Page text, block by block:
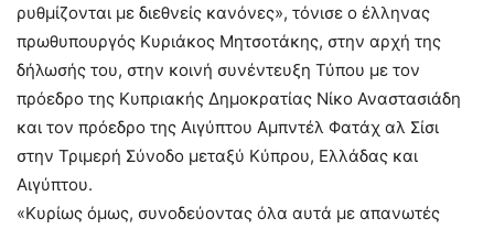
ρυθμίζονται με διεθνείς κανόνες», τόνισε ο έλληνας
πρωθυπουργός Κυριάκος Μητσοτάκης, στην αρχή της
δήλωσής του, στην κοινή συνέντευξη Τύπου με τον
πρόεδρο της Κυπριακής Δημοκρατίας Νίκο Αναστασιάδη
και τον πρόεδρο της Αιγύπτου Αμπντέλ Φατάχ αλ Σίσι
στην Τριμερή Σύνοδο μεταξύ Κύπρου, Ελλάδας και
Αιγύπτου.
«Κυρίως όμως, συνοδεύοντας όλα αυτά με απανωτές